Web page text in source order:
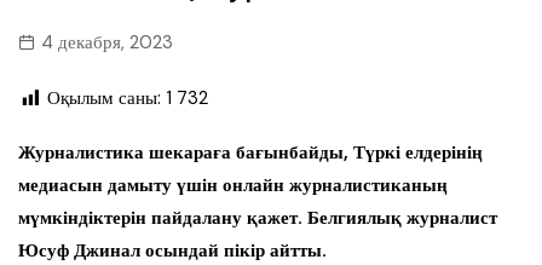
4 декабря, 2023
Оқылым саны: 1 732
Журналистика шекараға бағынбайды, Түркі елдерінің
медиасын дамыту үшін онлайн журналистиканың
мүмкіндіктерін пайдалану қажет. Белгиялық журналист
Юсуф Джинал осындай пікір айтты.